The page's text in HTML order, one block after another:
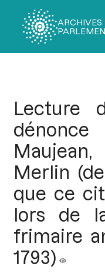
ARCHIVES
Lecture
Merlin
que ce
lors de
frimaire
1793)